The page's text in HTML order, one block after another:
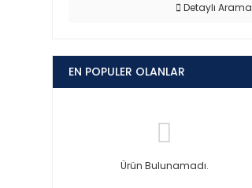
Detaylı Arama
EN POPULER OLANLAR
Ürün Bulunamadı.